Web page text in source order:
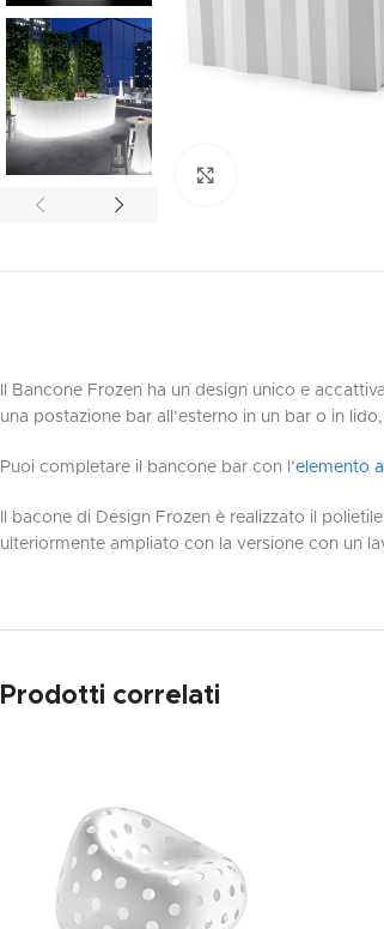
Il Bancone Frozen ha un design unico e
una postazione bar all’esterno in un bar o in
Puoi completare il bancone bar con l’elemento
Il bacone di Design Frozen è realizzato il
ulteriormente ampliato con la versione con un
Prodotti correlati